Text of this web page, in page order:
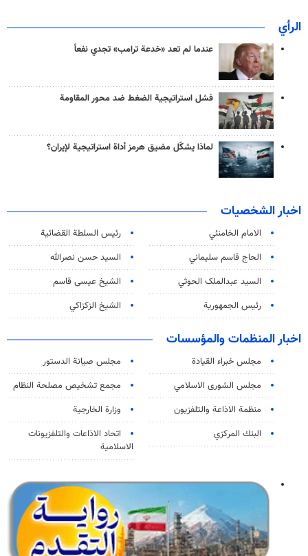
الرأي
عندما لم تعد «خدعة ترامب» تجدي نفعاً
فشل استراتيجية الضغط ضد محور المقاومة
لماذا يشكّل مضيق هرمز أداة استراتيجية لإيران؟
اخبار الشخصيات
الامام الخامنئي
رئیس السلطة القضائیة
الحاج قاسم سليماني
السيد حسن نصرالله
السید عبدالملک الحوثي
الشيخ عيسى قاسم
رئيس الجمهورية
الشيخ الزكزاكي
اخبار المنظمات والمؤسسات
مجلس خبراء القيادة
مجلس صيانة الدستور
مجلس الشورى الاسلامي
مجمع تشخيص مصلحة النظام
منظمة الاذاعة والتلفزیون
وزارة الخارجية
البنك المركزي
اتحاد الاذاعات والتلفزيونات
الاسلامية